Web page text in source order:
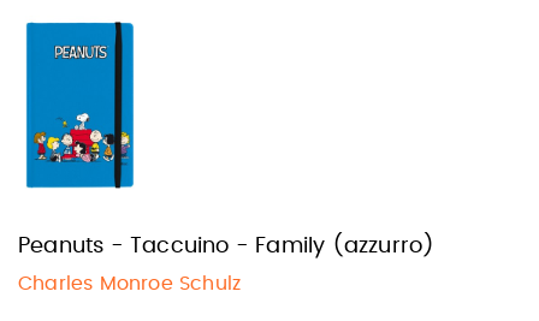
Peanuts - Taccuino - Family (azzurro)
Charles Monroe Schulz